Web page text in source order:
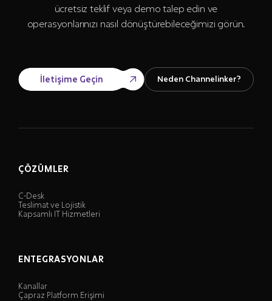
ücretsiz teklif veya demo talep edin ve
operasyonlarınızı nasıl dönüştürebileceğimizi görün.
İletişime Geçin Neden Channelinker?
ÇÖZÜMLER
C-Desk
Teslimat ve Lojistik
Kapsamlı IT Hizmetleri
ENTEGRASYONLAR
Kanallar
Çapraz Platform Erişimi